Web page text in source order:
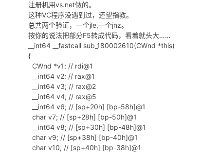
注册机用vs.net做的。
这种VC程序没遇到过，还望指教。
总共两个验证，一个jle,一个jnz。
按你的说法把部分F5转成代码，看着就头大……
__int64 __fastcall sub_180002610(CWnd *this)
{
CWnd *v1; // rdi@1
__int64 v2; // rax@1
__int64 v3; // rax@2
__int64 v4; // rax@5
__int64 v6; // [sp+20h] [bp-58h]@1
char v7; // [sp+28h] [bp-50h]@1
__int64 v8; // [sp+30h] [bp-48h]@1
char v9; // [sp+38h] [bp-40h]@1
char v10; // [sp+40h] [bp-38h]@1